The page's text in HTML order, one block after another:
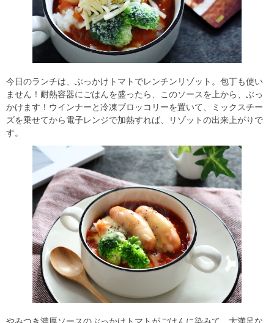
今日のランチは、ぶっかけトマトでレンチンリゾット。包丁も使い
ません！耐熱容器にごはんを盛ったら、このソースを上から、ぶっ
かけます！ウインナーと冷凍ブロッコリーを置いて、ミックスチー
ズを乗せてから電子レンジで加熱すれば、リゾットの出来上がりで
す。
やみつき濃厚ソースのぶっかけトマトがごはんに染みて、大満足な